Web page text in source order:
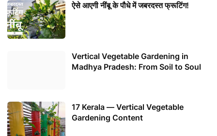
ऐसे आएगी नींबू के पौधे में जबरदस्त फ्रूटिंग!
Vertical Vegetable Gardening in
Madhya Pradesh: From Soil to Soul
17 Kerala — Vertical Vegetable
Gardening Content